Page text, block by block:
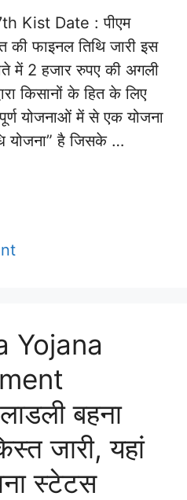
Kist Date : पीएम
की फाइनल तिथि जारी इस
में 2 हजार रुपए की अगली
किसानों के हित के लिए
योजनाओं में से एक योजना
योजना” है जिसके …
Yojana
बहना
जारी, यहां
स्टेटस